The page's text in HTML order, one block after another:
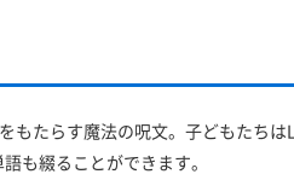
もたらす魔法の呪文。子どもたち
も綴ることができます。